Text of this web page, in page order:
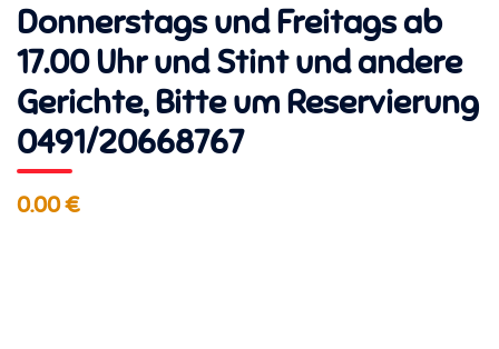
Donnerstags und Freitags ab
17.00 Uhr und Stint und andere
Gerichte, Bitte um Reservierung
0491/20668767
0.00 €